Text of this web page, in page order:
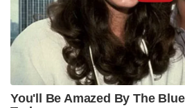
താമസിക്കുകയും ചെയ്യുന്ന
മന്ത്രാലയം വിശദീകരിച്ചു.
കാലാപാനി തുടങ്ങിയ
നേപ്പാളിന്റെ ഔദ്യോഗിക
നയതന്ത്ര ചർച്ചകളിലൂടെ
മന്ത്രാലയം ആവർത്തിച്ചു.